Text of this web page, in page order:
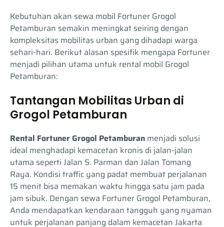
Kebutuhan akan sewa mobil Fortuner Grogol
Petamburan semakin meningkat seiring dengan
kompleksitas mobilitas urban yang dihadapi warga
sehari-hari. Berikut alasan spesifik mengapa Fortuner
menjadi pilihan utama untuk rental mobil Grogol
Petamburan:
Tantangan Mobilitas Urban di
Grogol Petamburan
Rental Fortuner Grogol Petamburan menjadi solusi
ideal menghadapi kemacetan kronis di jalan-jalan
utama seperti Jalan S. Parman dan Jalan Tomang
Raya. Kondisi traffic yang padat membuat perjalanan
15 menit bisa memakan waktu hingga satu jam pada
jam sibuk. Dengan sewa Fortuner Grogol Petamburan,
Anda mendapatkan kendaraan tangguh yang nyaman
untuk perjalanan panjang dalam kemacetan Jakarta